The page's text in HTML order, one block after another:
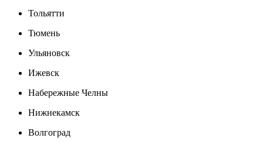
Тольятти
Тюмень
Ульяновск
Ижевск
Набережные Челны
Нижнекамск
Волгоград